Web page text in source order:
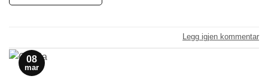
Legg igjen kommentar
08
mar